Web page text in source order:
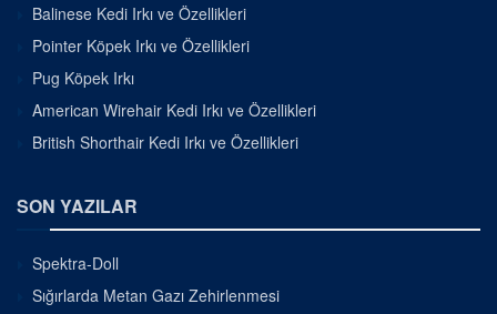
Balinese Kedi Irkı ve Özellikleri
Pointer Köpek Irkı ve Özellikleri
Pug Köpek Irkı
American Wirehair Kedi Irkı ve Özellikleri
British Shorthair Kedi Irkı ve Özellikleri
SON YAZILAR
Spektra-Doll
Sığırlarda Metan Gazı Zehirlenmesi